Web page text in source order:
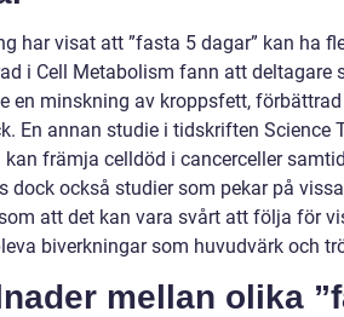
har visat att ”fasta 5 dagar” kan ha
i Cell Metabolism fann att deltagare
en minskning av kroppsfett,
En annan studie i tidskriften Science
kan främja celldöd i cancerceller
dock också studier som pekar på
att det kan vara svårt att följa för
biverkningar som huvudvärk och
mellan olika